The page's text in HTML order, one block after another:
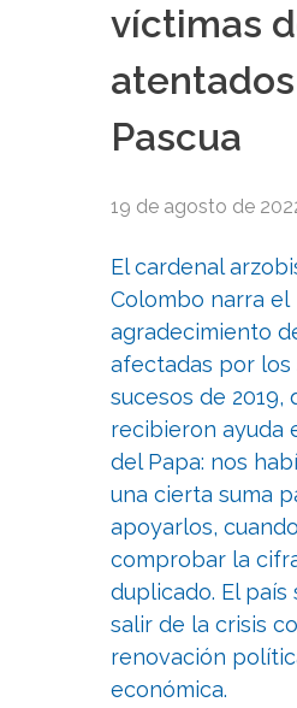
víctimas
Pascua
19 de agosto de
El cardenal
Colombo narra el
agradecimiento
afectadas por los
sucesos de 2019,
recibieron ayuda
del Papa: nos
una cierta suma
apoyarlos,
comprobar la
duplicado. El país
salir de la crisis
renovación
económica.